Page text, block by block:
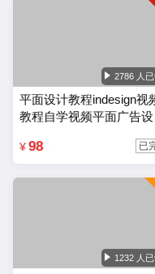
2786 人
平面设计教程indesign视
教程自学视频平面广告设
¥ 98 已
1232 人